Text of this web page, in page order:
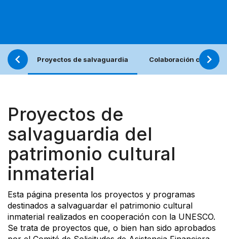
Proyectos de salvaguardia Colaboración con los
Proyectos de
salvaguardia del
patrimonio cultural
inmaterial
Esta página presenta los proyectos y programas
destinados a salvaguardar el patrimonio cultural
inmaterial realizados en cooperación con la UNESCO.
Se trata de proyectos que, o bien han sido aprobados